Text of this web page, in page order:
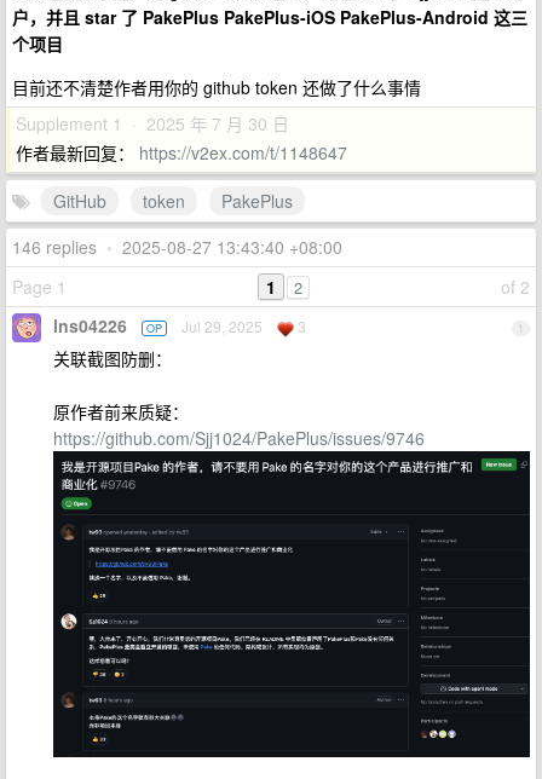
户，并且 star 了 PakePlus PakePlus-iOS PakePlus-Android 这三
个项目
目前还不清楚作者用你的 github token 还做了什么事情
Supplement 1 · 2025 年 7 月 30 日
作者最新回复： https://v2ex.com/t/1148647
GitHub
token
PakePlus
146 replies • 2025-08-27 13:43:40 +08:00
Page 1
of 2
1 2
1
lns04226 OP Jul 29, 2025 3
关联截图防删：
原作者前来质疑：
https://github.com/Sjj1024/PakePlus/issues/9746